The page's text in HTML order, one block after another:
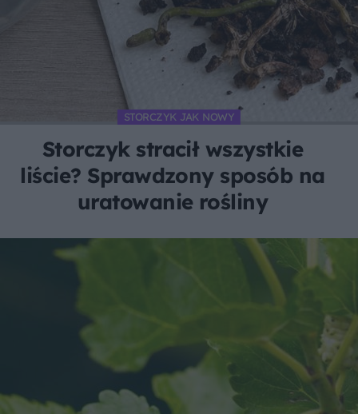
STORCZYK JAK NOWY
Storczyk stracił wszystkie
liście? Sprawdzony sposób na
uratowanie rośliny